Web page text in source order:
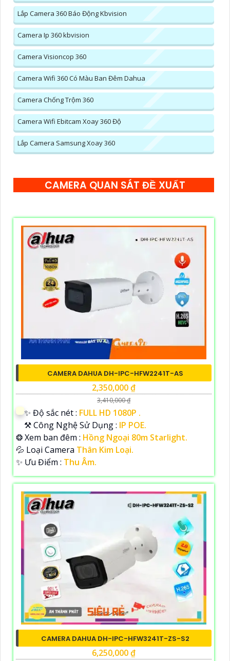
Lắp Camera 360 Báo Động Kbvision
Camera Ip 360 kbvision
Camera Visioncop 360
Camera Wifi 360 Có Màu Ban Đêm Dahua
Camera Chống Trộm 360
Camera Wifi Ebitcam Xoay 360 Độ
Lắp Camera Samsung Xoay 360
CAMERA QUAN SÁT ĐỀ XUẤT
CAMERA DAHUA DH-IPC-HFW2241T-AS
2,350,000 ₫
3,410,000 ₫
✨ Độ sắc nét : FULL HD 1080P .
⚒ Công Nghệ Sử Dụng : IP POE.
❂ Xem ban đêm : Hồng Ngoại 80m Starlight.
💦 Loại Camera Thân Kim Loại.
️✨ Ưu Điểm : Thu Âm.
CAMERA DAHUA DH-IPC-HFW3241T-ZS-S2
6,250,000 ₫